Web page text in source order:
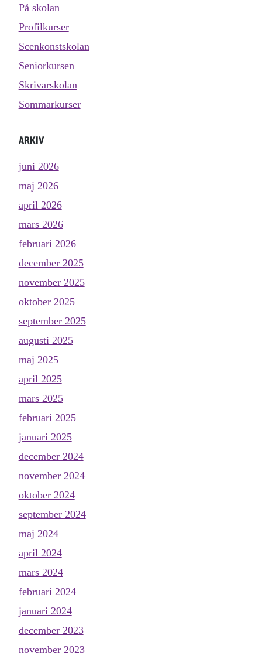
På skolan
Profilkurser
Scenkonstskolan
Seniorkursen
Skrivarskolan
Sommarkurser
ARKIV
juni 2026
maj 2026
april 2026
mars 2026
februari 2026
december 2025
november 2025
oktober 2025
september 2025
augusti 2025
maj 2025
april 2025
mars 2025
februari 2025
januari 2025
december 2024
november 2024
oktober 2024
september 2024
maj 2024
april 2024
mars 2024
februari 2024
januari 2024
december 2023
november 2023